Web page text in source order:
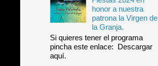
honor a nuestra
patrona la Virgen de
la Granja.
Si quieres tener el programa
pincha este enlace: Descargar
aquí.